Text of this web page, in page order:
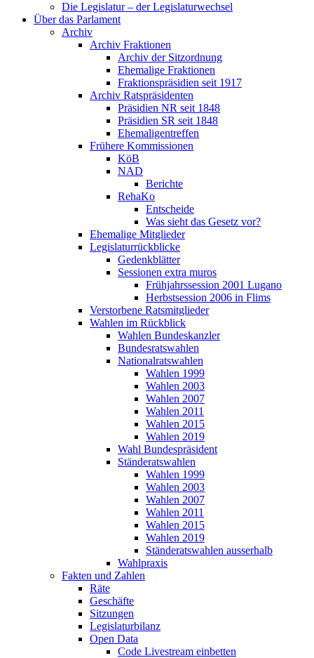
Die Legislatur – der Legislaturwechsel
Über das Parlament
Archiv
Archiv Fraktionen
Archiv der Sitzordnung
Ehemalige Fraktionen
Fraktionspräsidien seit 1917
Archiv Ratspräsidenten
Präsidien NR seit 1848
Präsidien SR seit 1848
Ehemaligentreffen
Frühere Kommissionen
KöB
NAD
Berichte
RehaKo
Entscheide
Was sieht das Gesetz vor?
Ehemalige Mitglieder
Legislaturrückblicke
Gedenkblätter
Sessionen extra muros
Frühjahrssession 2001 Lugano
Herbstsession 2006 in Flims
Verstorbene Ratsmitglieder
Wahlen im Rückblick
Wahlen Bundeskanzler
Bundesratswahlen
Nationalratswahlen
Wahlen 1999
Wahlen 2003
Wahlen 2007
Wahlen 2011
Wahlen 2015
Wahlen 2019
Wahl Bundespräsident
Ständeratswahlen
Wahlen 1999
Wahlen 2003
Wahlen 2007
Wahlen 2011
Wahlen 2015
Wahlen 2019
Ständeratswahlen ausserhalb
Wahlpraxis
Fakten und Zahlen
Räte
Geschäfte
Sitzungen
Legislaturbilanz
Open Data
Code Livestream einbetten